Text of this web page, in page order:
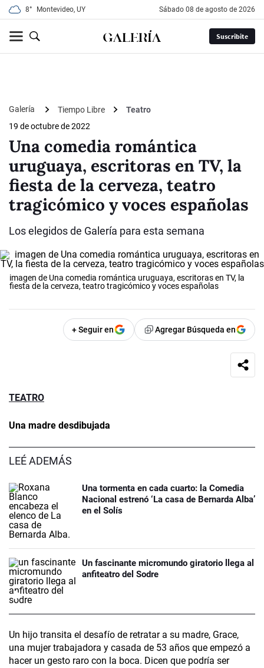
8° Montevideo, UY sábado 08 de agosto de 2026
Suscribite
Galería Tiempo Libre
Teatro
19 de octubre de 2022
Una comedia romántica
uruguaya, escritoras en TV, la
fiesta de la cerveza, teatro
tragicómico y voces españolas
Los elegidos de Galería para esta semana
imagen de Una comedia romántica uruguaya, escritoras en TV, la
fiesta de la cerveza, teatro tragicómico y voces españolas
+ Seguir en Agregar Búsqueda en
TEATRO
Una madre desdibujada
LEÉ ADEMÁS
Una tormenta en cada cuarto: la Comedia
Nacional estrenó ‘La casa de Bernarda Alba’
en el Solís
Un fascinante micromundo giratorio llega al
anfiteatro del Sodre
Un hijo transita el desafío de retratar a su madre, Grace,
una mujer trabajadora y casada de 53 años que empezó a
hacer un gesto raro con la boca. Dicen que podría ser